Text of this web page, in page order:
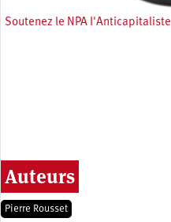
Soutenez le NPA l'Anticapitaliste
Auteurs
Pierre Rousset